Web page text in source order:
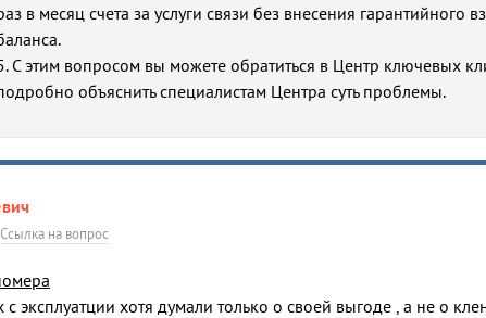
в месяц счета за услуги связи без внесения гарантийного
С этим вопросом вы можете обратиться в Центр ключевых
объяснить специалистам Центра суть проблемы.
Ссылка на вопрос
эксплуатции хотя думали только о своей выгоде , а не о